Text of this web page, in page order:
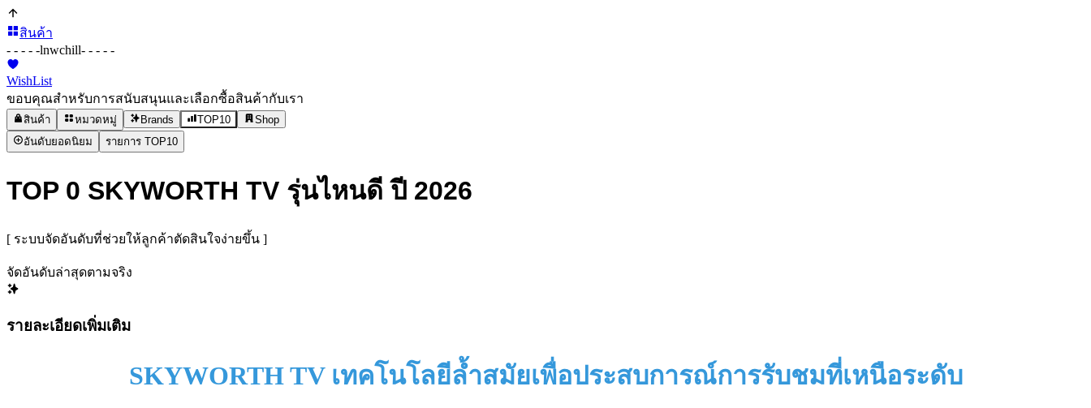
สินค้า
- - - - -lnwchill- - - - -
WishList
ขอบคุณสำหรับการสนับสนุนและเลือกซื้อสินค้ากับเรา
สินค้า หมวดหมู่ Brands TOP10
Shop
อันดับยอดนิยม
รายการ TOP10
TOP 0 SKYWORTH TV รุ่นไหนดี ปี 2026
[ ระบบจัดอันดับที่ช่วยให้ลูกค้าตัดสินใจง่ายขึ้น ]
จัดอันดับล่าสุดตามจริง
รายละเอียดเพิ่มเติม
SKYWORTH TV เทคโนโลยีล้ำสมัยเพื่อประสบการณ์การรับชมที่เหนือระดับ